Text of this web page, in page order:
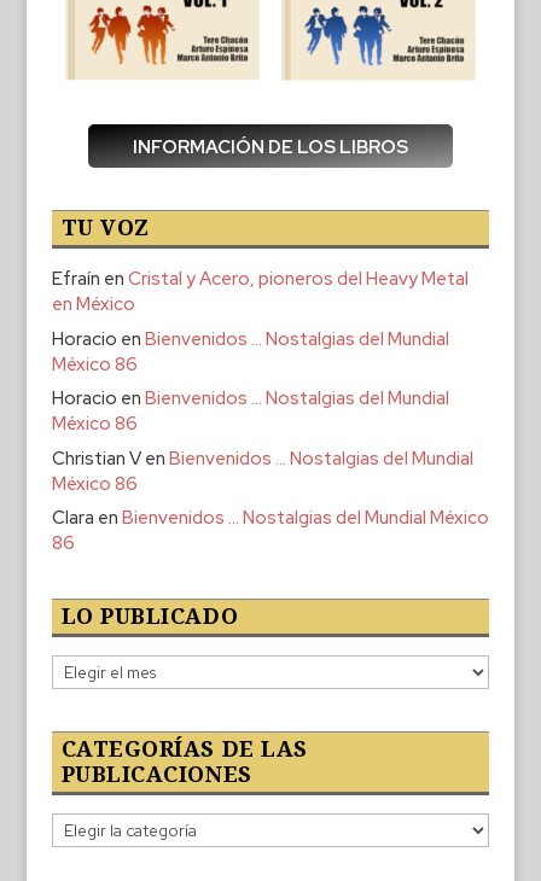
INFORMACIÓN DE LOS LIBROS
TU VOZ
Efraín en Cristal y Acero, pioneros del Heavy Metal
en México
Horacio en Bienvenidos … Nostalgias del Mundial
México 86
Horacio en Bienvenidos … Nostalgias del Mundial
México 86
Christian Ven Bienvenidos … Nostalgias del Mundial
México 86
Clara en Bienvenidos … Nostalgias del Mundial México
86
LO PUBLICADO
Lo
publicado
CATEGORÍAS DE LAS
PUBLICACIONES
Categorías
de